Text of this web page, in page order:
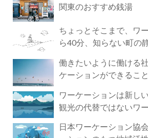
関東のおすすめ銭湯
ちょっとそこまで、ワ
ら40分、知らない町の
働きたいように働ける
ケーションができること
ワーケーションは新し
観光の代替ではないワ
日本ワーケーション協